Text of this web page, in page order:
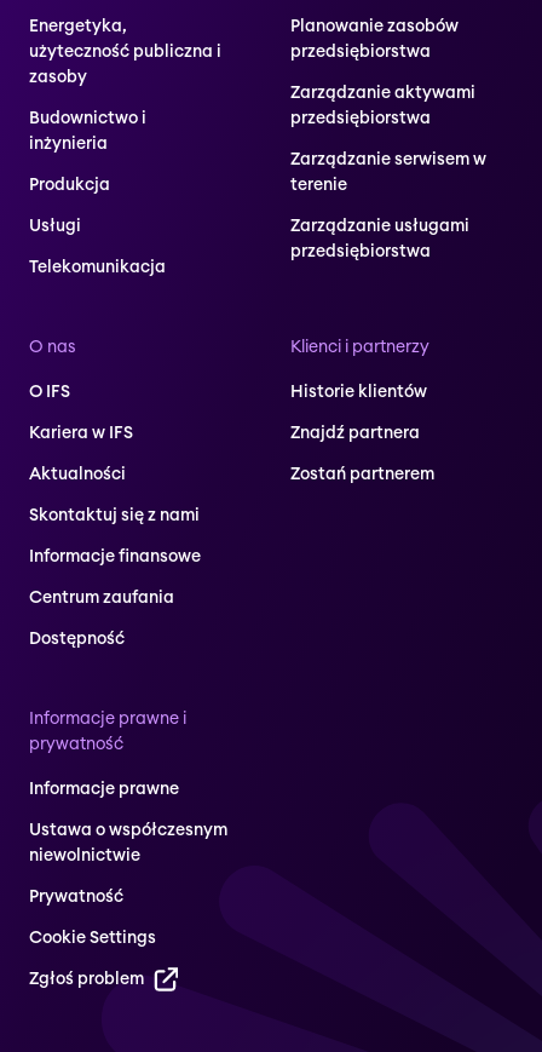
Energetyka,
użyteczność publiczna i
zasoby
Budownictwo i
inżynieria
Produkcja
Usługi
Telekomunikacja
Planowanie zasobów
przedsiębiorstwa
Zarządzanie aktywami
przedsiębiorstwa
Zarządzanie serwisem w
terenie
Zarządzanie usługami
przedsiębiorstwa
O nas
O IFS
Kariera w IFS
Aktualności
Skontaktuj się z nami
Informacje finansowe
Centrum zaufania
Dostępność
Klienci i partnerzy
Historie klientów
Znajdź partnera
Zostań partnerem
Informacje prawne i
prywatność
Informacje prawne
Ustawa o współczesnym
niewolnictwie
Prywatność
Cookie Settings
Zgłoś problem